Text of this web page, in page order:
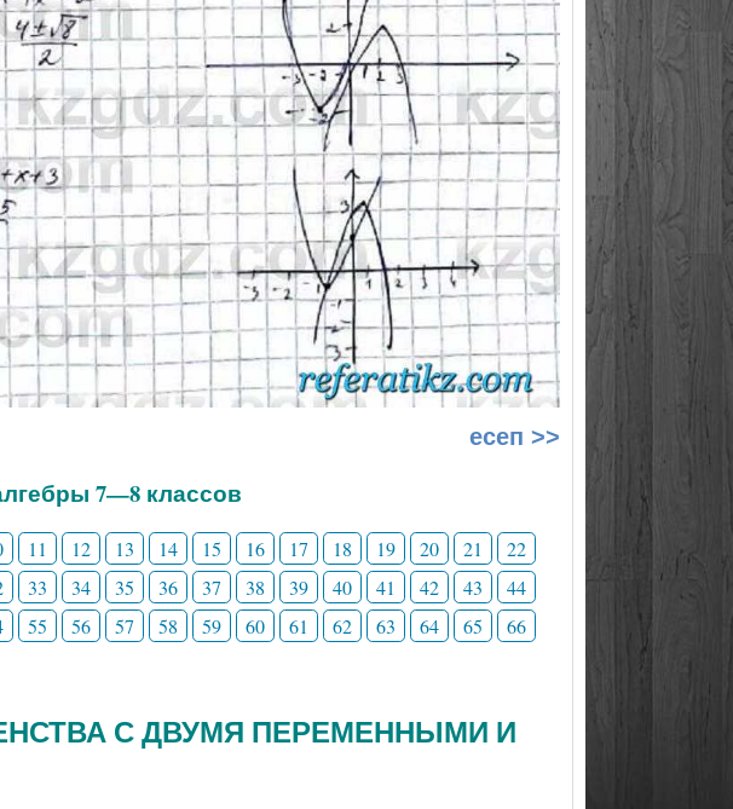
есеп >>
7—8 классов
11 12 13 14 15 16 17 18 19 20 21
22
33 34 35 36 37 38 39 40 41 42 43
44
55 56 57 58 59 60 61 62 63 64 65
66
С ДВУМЯ ПЕРЕМЕННЫМИ И